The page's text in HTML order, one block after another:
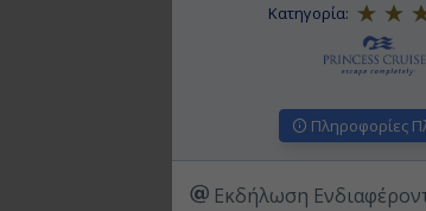
Κατηγορία:
Πληροφορίες
Εκδήλωση